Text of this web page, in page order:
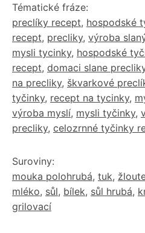
Tématické fráze:
preclíky recept, hospodské
recept, precliky, výroba
mysli tycinky, hospodské
recept, domaci slane
na precliky, škvarkové
tyčinky, recept na tycinky,
výroba myslí, mysli tyčinky,
precliky, celozrnné tyčinky
Suroviny:
mouka polohrubá, tuk,
mléko, sůl, bílek, sůl hrubá,
grilovací